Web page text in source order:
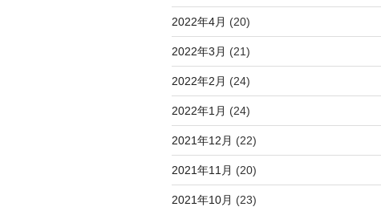
2022年4月 (20)
2022年3月 (21)
2022年2月 (24)
2022年1月 (24)
2021年12月 (22)
2021年11月 (20)
2021年10月 (23)